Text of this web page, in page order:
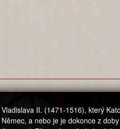
II. (1471-1516), který
a nebo je je dokonce z